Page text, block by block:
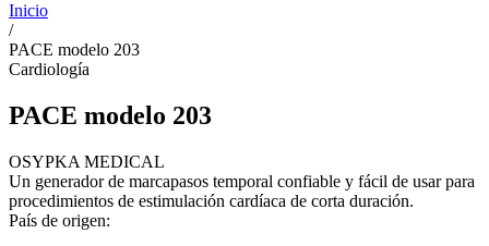
Inicio
/
PACE modelo 203
Cardiología
PACE modelo 203
OSYPKA MEDICAL
Un generador de marcapasos temporal confiable y fácil de usar para
procedimientos de estimulación cardíaca de corta duración.
País de origen: